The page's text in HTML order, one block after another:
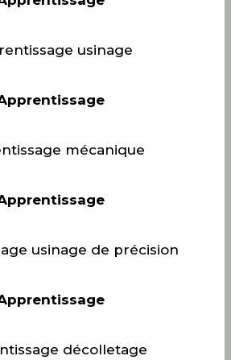
usinage
mécanique
usinage de précision
décolletage